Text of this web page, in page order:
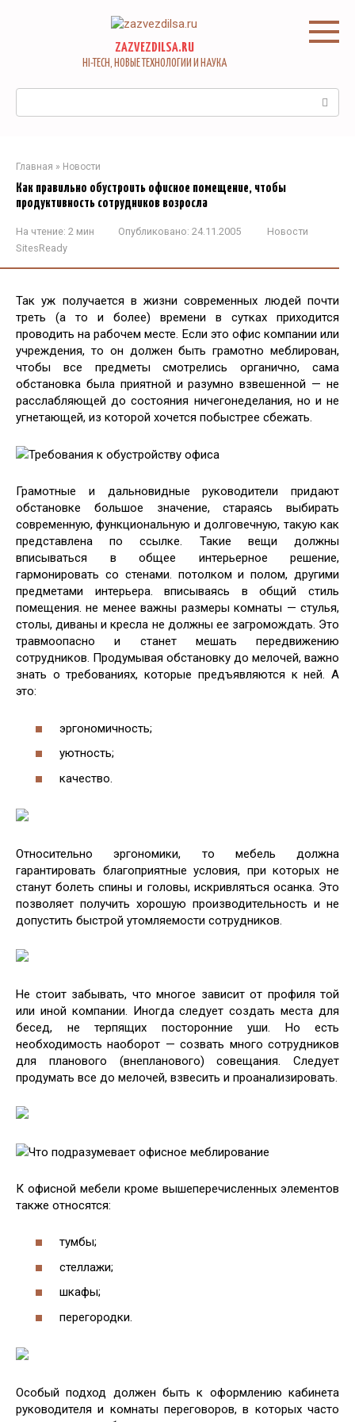
ZAZVEZDILSA.RU
HI-TECH, НОВЫЕ ТЕХНОЛОГИИ И НАУКА
Главная » Новости
Как правильно обустроить офисное помещение, чтобы
продуктивность сотрудников возросла
На чтение: 2 мин Опубликовано: 24.11.2005
Новости
SitesReady
Так уж получается в жизни современных людей почти
треть (а то и более) времени в сутках приходится
проводить на рабочем месте. Если это офис компании или
учреждения, то он должен быть грамотно меблирован,
чтобы все предметы смотрелись органично, сама
обстановка была приятной и разумно взвешенной — не
расслабляющей до состояния ничегонеделания, но и не
угнетающей, из которой хочется побыстрее сбежать.
Требования к обустройству офиса
Грамотные и дальновидные руководители придают
обстановке большое значение, стараясь выбирать
современную, функциональную и долговечную, такую как
представлена по ссылке. Такие вещи должны
вписываться в общее интерьерное решение,
гармонировать со стенами. потолком и полом, другими
предметами интерьера. вписываясь в общий стиль
помещения. не менее важны размеры комнаты — стулья,
столы, диваны и кресла не должны ее загромождать. Это
травмоопасно и станет мешать передвижению
сотрудников. Продумывая обстановку до мелочей, важно
знать о требованиях, которые предъявляются к ней. А
это:
эргономичность;
уютность;
качество.
Относительно эргономики, то мебель должна
гарантировать благоприятные условия, при которых не
станут болеть спины и головы, искривляться осанка. Это
позволяет получить хорошую производительность и не
допустить быстрой утомляемости сотрудников.
Не стоит забывать, что многое зависит от профиля той
или иной компании. Иногда следует создать места для
бесед, не терпящих посторонние уши. Но есть
необходимость наоборот — созвать много сотрудников
для планового (внепланового) совещания. Следует
продумать все до мелочей, взвесить и проанализировать.
Что подразумевает офисное меблирование
К офисной мебели кроме вышеперечисленных элементов
также относятся:
тумбы;
стеллажи;
шкафы;
перегородки.
Особый подход должен быть к оформлению кабинета
руководителя и комнаты переговоров, в которых часто